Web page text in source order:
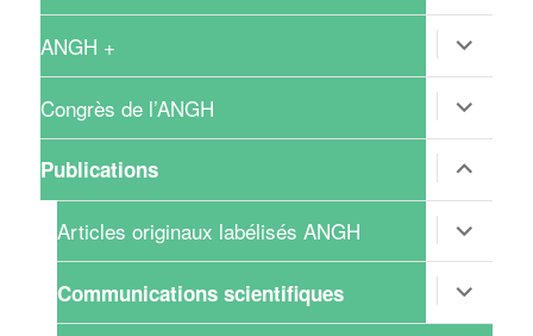
sous-
menu
ANGH +
ouvrir
le
sous-
menu
Congrès de l’ANGH
ouvrir
le
sous-
menu
Publications
ouvrir
le
sous-
menu
Articles originaux labélisés ANGH
ouvrir
le
sous-
menu
Communications scientifiques
ouvrir
le
sous-